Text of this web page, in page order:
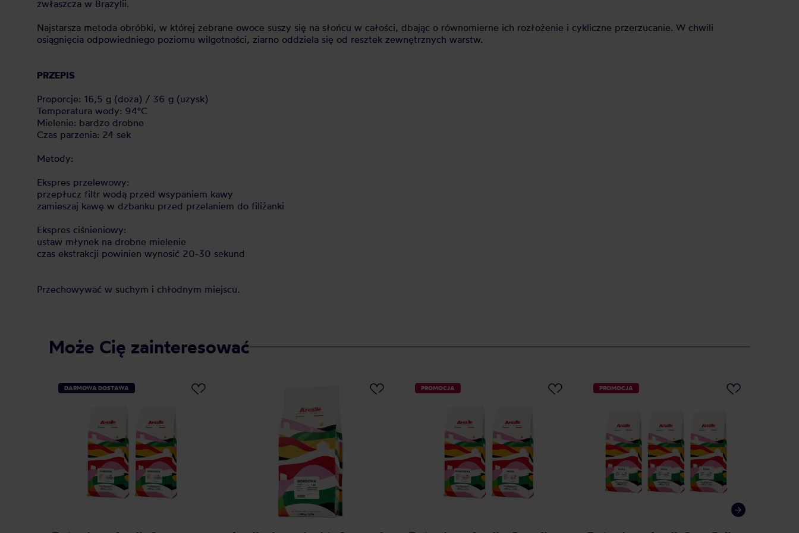
zwłaszcza w Brazylii.
Najstarsza metoda obróbki, w której zebrane owoce suszy się na słońcu w całości, dbając o równomierne ich rozłożenie i cykliczne przerzucanie. W chwili
osiągnięcia odpowiedniego poziomu wilgotności, ziarno oddziela się od resztek zewnętrznych warstw.
PRZEPIS
Proporcje: 16,5 g (doza) / 36 g (uzysk)
Temperatura wody: 94°C
Mielenie: bardzo drobne
Czas parzenia: 24 sek
Metody:
Ekspres przelewowy:
przepłucz filtr wodą przed wsypaniem kawy
zamieszaj kawę w dzbanku przed przelaniem do filiżanki
Ekspres ciśnieniowy:
ustaw młynek na drobne mielenie
czas ekstrakcji powinien wynosić 20-30 sekund
Przechowywać w suchym i chłodnym miejscu.
Może Cię zainteresować
DARMOWA DOSTAWA PROMOCJA PROMOCJA